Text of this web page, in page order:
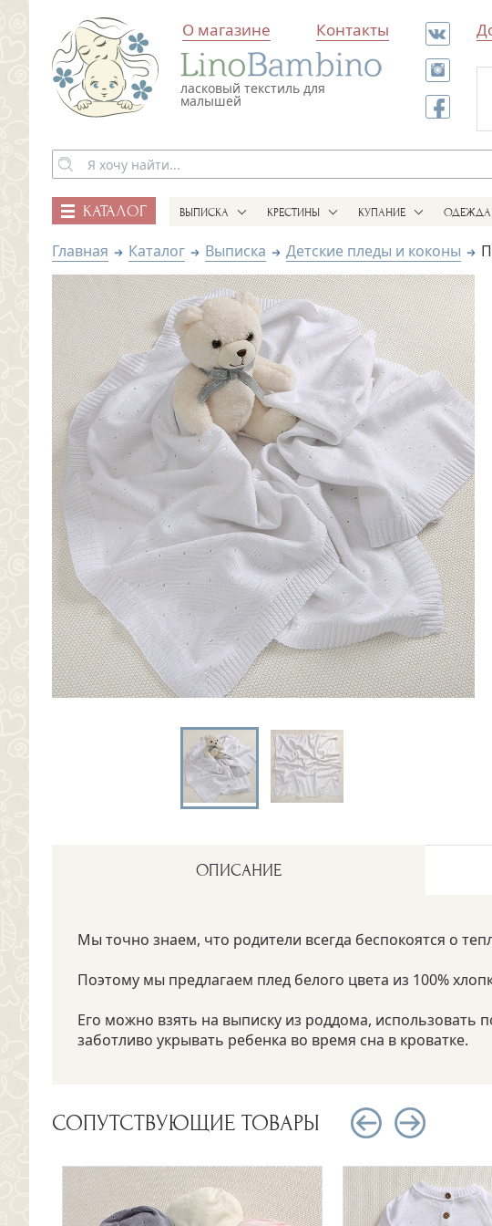
ласковый текстиль для
малышей
О магазине Контакты
КАТАЛОГ ВЫПИСКА КРЕСТИНЫ КУПАНИЕ ОДЕЖДА
Главная Каталог Выписка Детские пледы и коконы
ОПИСАНИЕ
Мы точно знаем, что родители всегда беспокоятся о
Поэтому мы предлагаем плед белого цвета из 100%
Его можно взять на выписку из роддома, использовать
заботливо укрывать ребенка во время сна в кроватке.
СОПУТСТВУЮЩИЕ ТОВАРЫ